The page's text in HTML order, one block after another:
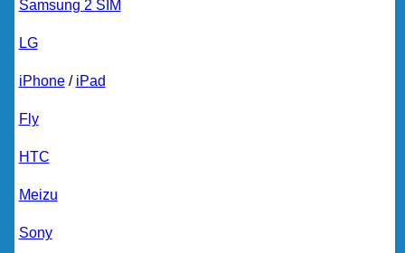
Samsung 2 SIM
LG
iPhone/ iPad
Fly
HTC
Meizu
Sony